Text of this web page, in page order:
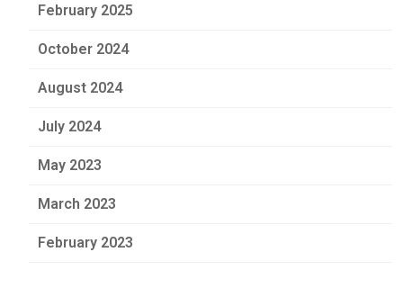
February 2025
October 2024
August 2024
July 2024
May 2023
March 2023
February 2023